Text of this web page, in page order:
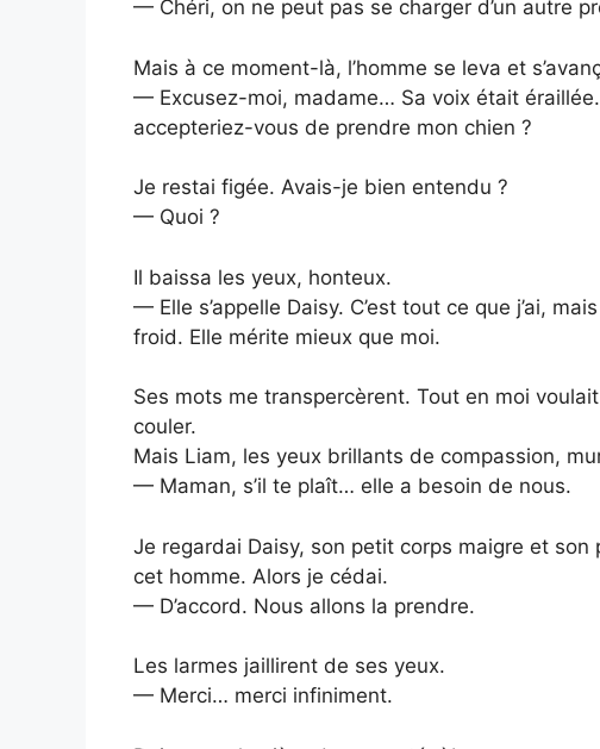
— Chéri, on ne peut pas se charger d’un autre
Mais à ce moment-là, l’homme se leva et
— Excusez-moi, madame… Sa voix était
accepteriez-vous de prendre mon chien ?
Je restai figée. Avais-je bien entendu ?
— Quoi ?
Il baissa les yeux, honteux.
— Elle s’appelle Daisy. C’est tout ce que j’ai,
froid. Elle mérite mieux que moi.
Ses mots me transpercèrent. Tout en moi
couler.
Mais Liam, les yeux brillants de compassion,
— Maman, s’il te plaît… elle a besoin de nous.
Je regardai Daisy, son petit corps maigre et
cet homme. Alors je cédai.
— D’accord. Nous allons la prendre.
Les larmes jaillirent de ses yeux.
— Merci… merci infiniment.